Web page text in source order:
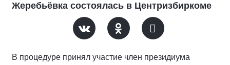
Жеребьёвка состоялась в Центризбиркоме
В процедуре принял участие член президиума